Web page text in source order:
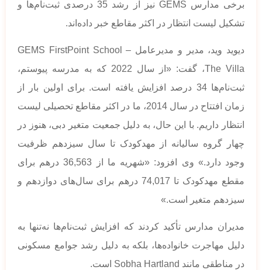
برخی مدارس GEMS نیز از رشد 35 درصدی ثبت‌نام‌ها و
تشکیل لیست انتظار در اکثر مقاطع خبر داده‌اند.
دیوید وید، مدیر و مدیرعامل GEMS FirstPoint School –
The Villa، گفت: «از سال 2022 که به مدرسه پیوستم،
ثبت‌نام‌ها 34 درصد افزایش یافته است. برای اولین بار از
زمان افتتاح در سال 2014، ما در اکثر مقاطع تحصیلی لیست
انتظار داریم. با این حال، به دلیل جمعیت متغیر دبی، هنوز در
چهار گروه سالیانه از مهدکودک تا سال سیزدهم ظرفیت
وجود دارد.» وی افزود: «شهریه ما از 36,563 درهم برای
مقطع مهدکودک تا 74,017 درهم برای سال‌های دوازدهم و
سیزدهم متغیر است.»
مدیران مدارس تأکید کردند که افزایش ثبت‌نام‌ها نه‌تنها به
دلیل مهاجرت خانواده‌ها، بلکه به دلیل رشد جوامع مسکونی
در مناطقی مانند Sobha Hartland است.